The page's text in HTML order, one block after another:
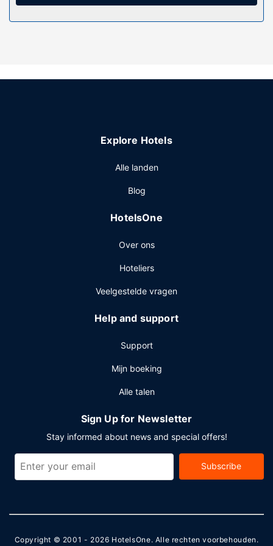
Explore Hotels
Alle landen
Blog
HotelsOne
Over ons
Hoteliers
Veelgestelde vragen
Help and support
Support
Mijn boeking
Alle talen
Sign Up for Newsletter
Stay informed about news and special offers!
Subscribe
Copyright © 2001 - 2026 HotelsOne. Alle rechten voorbehouden.